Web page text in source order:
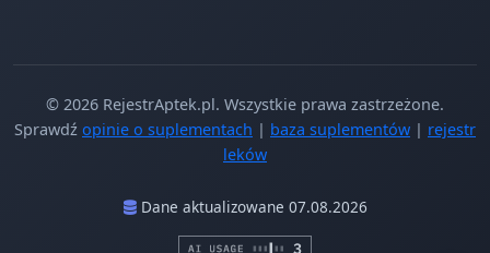
© 2026 RejestrAptek.pl. Wszystkie prawa zastrzeżone.
Sprawdź opinie o suplementach | baza suplementów | rejestr
leków
Dane aktualizowane 07.08.2026